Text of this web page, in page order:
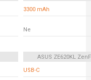
3300 mAh
Ne
ASUS ZE620KL
USB-C